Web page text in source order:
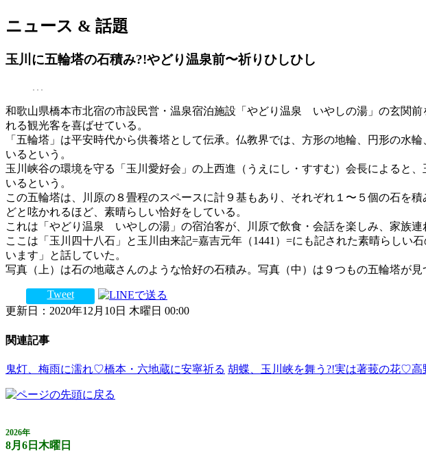
ニュース & 話題
玉川に五輪塔の石積み?!やどり温泉前〜祈りひしひし
和歌山県橋本市北宿の市設民営・温泉宿泊施設「やどり温泉 いやしの湯」の玄関
れる観光客を喜ばせている。
「五輪塔」は平安時代から供養塔として伝承。仏教界では、方形の地輪、円形の水
いるという。
玉川峡谷の環境を守る「玉川愛好会」の上西進（うえにし・すすむ）会長によると
いるという。
この五輪塔は、川原の８畳程のスペースに計９基もあり、それぞれ１〜５個の石を
どと呟かれるほど、素晴らしい恰好をしている。
これは「やどり温泉 いやしの湯」の宿泊客が、川原で飲食・会話を楽しみ、家族
ここは「玉川四十八石」と玉川由来記=嘉吉元年（1441）=にも記された素晴らし
います」と話していた。
写真（上）は石の地蔵さんのような恰好の石積み。写真（中）は９つもの五輪塔が
Tweet
更新日：2020年12月10日 木曜日 00:00
関連記事
鬼灯、梅雨に濡れ♡橋本・六地蔵に安寧祈る 胡蝶、玉川峡を舞う?!実は著莪の花♡高
2026年
8月6日木曜日